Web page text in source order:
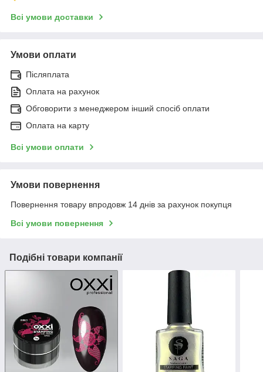
Всі умови доставки
Умови оплати
Післяплата
Оплата на рахунок
Обговорити з менеджером інший спосіб оплати
Оплата на карту
Всі умови оплати
Умови повернення
Повернення товару впродовж 14 днів за рахунок покупця
Всі умови повернення
Подібні товари компанії